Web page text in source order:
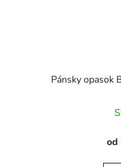
Pánsky opasok
od